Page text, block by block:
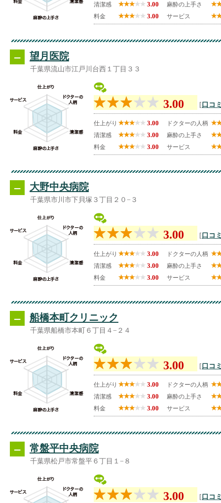
清潔感 3.00
料金 3.00
麻酔の上手さ
サービス
-- 望月医院
千葉県流山市江戸川台西１丁目３３
3.00 [口コ
仕上がり 3.00
清潔感 3.00
料金 3.00
ドクターの人柄
麻酔の上手さ
サービス
-- 大野中央病院
千葉県市川市下貝塚３丁目２０−３
3.00 [口コ
仕上がり 3.00
清潔感 3.00
料金 3.00
ドクターの人柄
麻酔の上手さ
サービス
-- 船橋本町クリニック
千葉県船橋市本町６丁目４−２４
3.00 [口コ
仕上がり 3.00
清潔感 3.00
料金 3.00
ドクターの人柄
麻酔の上手さ
サービス
-- 常盤平中央病院
千葉県松戸市常盤平６丁目１−８
3.00 [口コ